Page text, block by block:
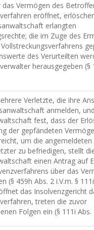
das Vermögen des
eröffnet,
erlangten
die im Zuge des
des Verurteilten
herausgegeben (§
Verletzte, die ihre
anmelden,
fest, dass der
der gepfändeten
um die angemeldeten
zu befriedigen, stellt
einen Antrag auf
über das
(§ 459h Abs. 2 i.V.m. §
das Insolvenzgericht
treten die zuvor
Folgen ein (§ 111i Abs.